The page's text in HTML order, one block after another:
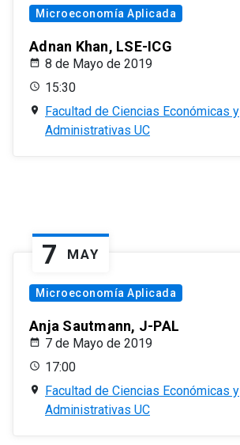
Microeconomía Aplicada
Adnan Khan, LSE-ICG
8 de Mayo de 2019
15:30
Facultad de Ciencias Económicas y
Administrativas UC
7 MAY
Microeconomía Aplicada
Anja Sautmann, J-PAL
7 de Mayo de 2019
17:00
Facultad de Ciencias Económicas y
Administrativas UC